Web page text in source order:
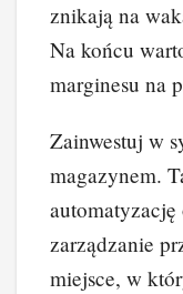
znikają na
Na końcu
marginesu na
Zainwestuj w
magazynem.
zarządzanie
miejsce, w